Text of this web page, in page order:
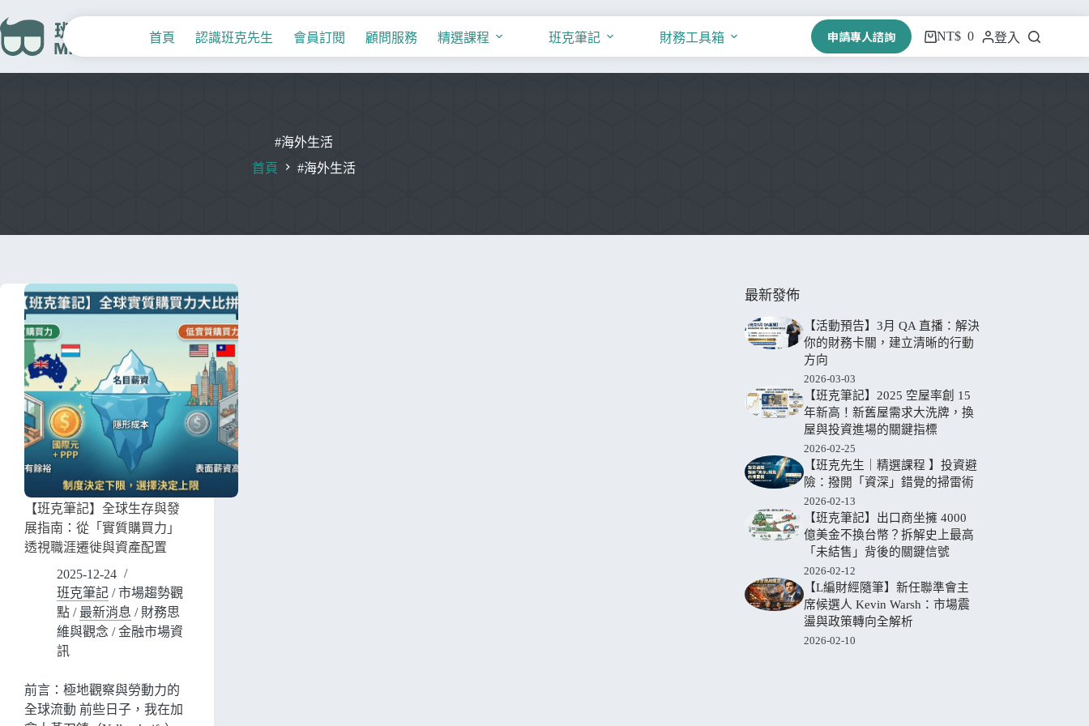
首頁 認識班克先生 會員訂閱 顧問服務 精選課程 班克筆記 財務工具箱 申請專人諮詢 NT$ 0 登入
#海外生活
首頁
#海外生活
【班克筆記】全球生存與發
展指南：從「實質購買力」
透視職涯遷徙與資產配置
2025-12-24
班克筆記 /市場趨勢觀
點 / 最新消息 / 財務思
維與觀念 /金融市場資
訊
前言：極地觀察與勞動力的
全球流動 前些日子，我在加
最新發佈
【活動預告】3月 QA 直播：解決
你的財務卡關，建立清晰的行動
方向
2026-03-03
【班克筆記】2025 空屋率創 15
年新高！新舊屋需求大洗牌，換
屋與投資進場的關鍵指標
2026-02-25
【班克先生｜精選課程 】投資避
險：撥開「資深」錯覺的掃雷術
2026-02-13
【班克筆記】出口商坐擁 4000
億美金不換台幣？拆解史上最高
「未結售」背後的關鍵信號
2026-02-12
【L編財經隨筆】新任聯準會主
席候選人 Kevin Warsh：市場震
盪與政策轉向全解析
2026-02-10